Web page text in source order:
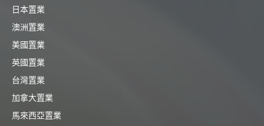
日本置業
澳洲置業
美國置業
英國置業
台灣置業
加拿大置業
馬來西亞置業